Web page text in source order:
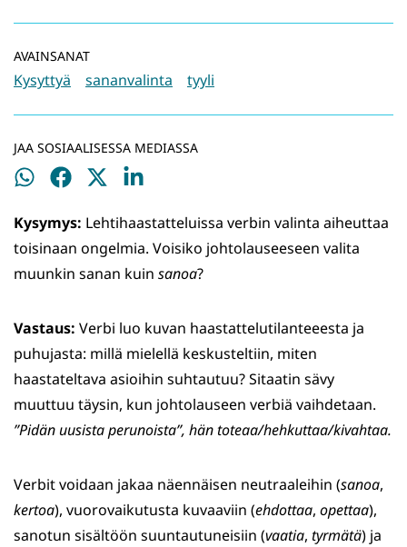
AVAINSANAT
Kysyttyä sananvalinta tyyli
JAA SOSIAALISESSA MEDIASSA
Jaa
Jaa
Jaa
Jaa
Kysymys: Lehtihaastatteluissa verbin valinta aiheuttaa
toisinaan ongelmia. Voisiko johtolauseeseen valita
muunkin sanan kuin sanoa?
Vastaus: Verbi luo kuvan haastattelutilanteeesta ja
puhujasta: millä mielellä keskusteltiin, miten
haastateltava asioihin suhtautuu? Sitaatin sävy
muuttuu täysin, kun johtolauseen verbiä vaihdetaan.
”Pidän uusista perunoista”, hän toteaa/hehkuttaa/kivahtaa.
Verbit voidaan jakaa näennäisen neutraaleihin (sanoa,
kertoa), vuorovaikutusta kuvaaviin (ehdottaa, opettaa),
sanotun sisältöön suuntautuneisiin (vaatia, tyrmätä) ja